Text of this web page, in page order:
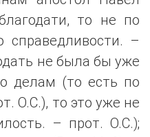
то не по
–
не была бы уже
делам (то есть по
О.С.), то это уже не
– прот. О.С.);